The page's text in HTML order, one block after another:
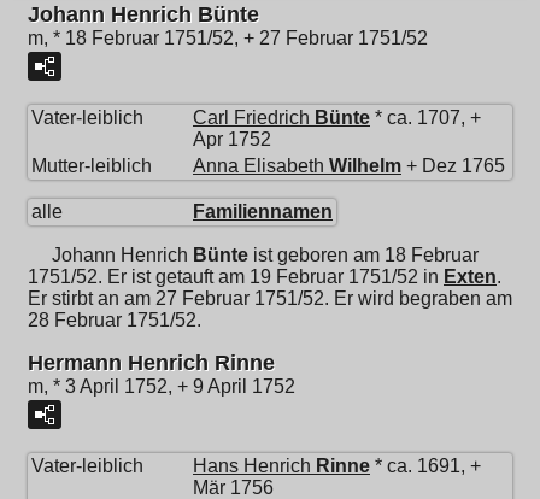
Johann Henrich Bünte
m, * 18 Februar 1751/52, + 27 Februar 1751/52
Vater-leiblich Carl Friedrich Bünte * ca. 1707, +
Apr 1752
Mutter-leiblich
Anna Elisabeth Wilhelm + Dez 1765
alle Familiennamen
Johann Henrich Bünte ist geboren am 18 Februar
1751/52. Er ist getauft am 19 Februar 1751/52 in Exten.
Er stirbt an am 27 Februar 1751/52. Er wird begraben am
28 Februar 1751/52.
Hermann Henrich Rinne
m, * 3 April 1752, + 9 April 1752
Vater-leiblich Hans Henrich Rinne * ca. 1691, +
Mär 1756